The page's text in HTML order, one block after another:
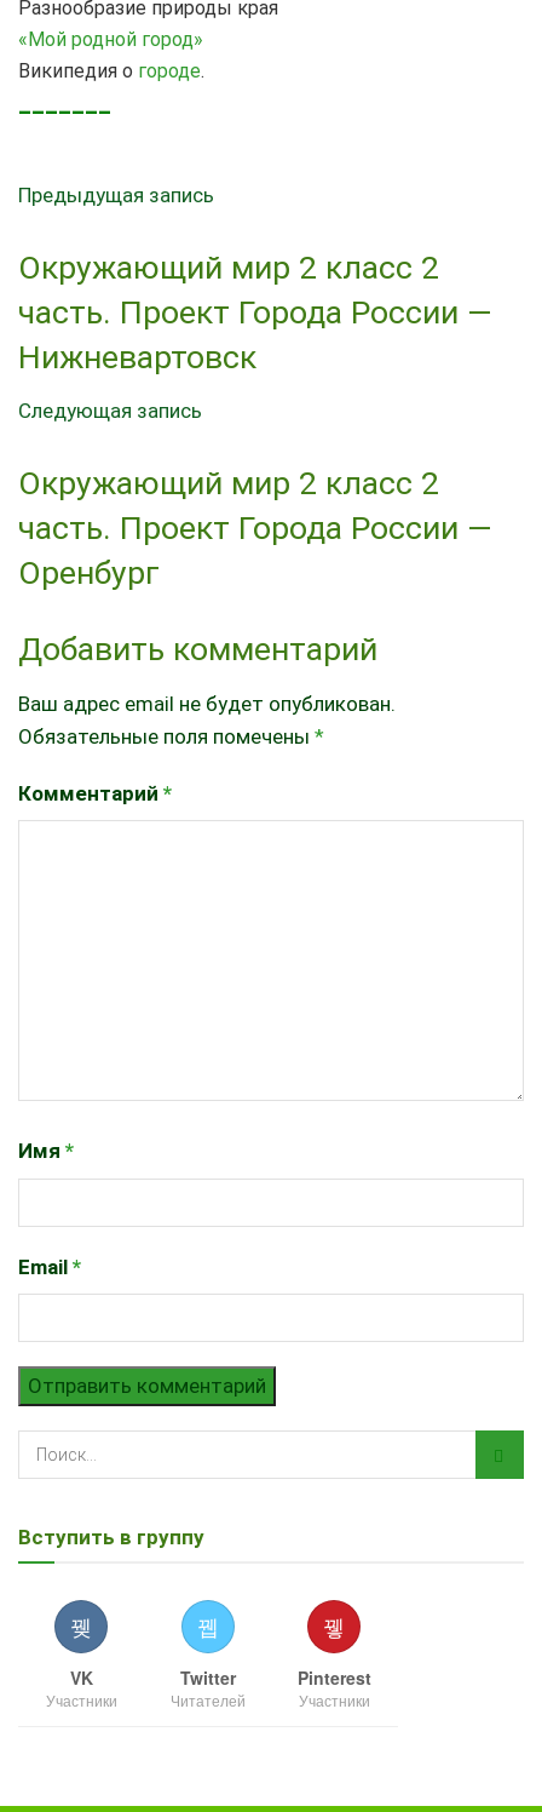
Разнообразие природы края
«Мой родной город»
Википедия о городе.
_______
Предыдущая запись
Окружающий мир 2 класс 2
часть. Проект Города России —
Нижневартовск
Следующая запись
Окружающий мир 2 класс 2
часть. Проект Города России —
Оренбург
Добавить комментарий
Ваш адрес email не будет опубликован.
Обязательные поля помечены *
Комментарий *
Имя *
Email *
Вступить в группу
VK
Участники
Twitter
Читателей
Pinterest
Участники